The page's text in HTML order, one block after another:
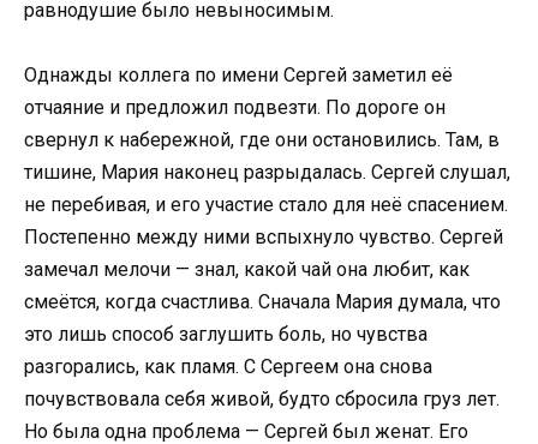
равнодушие было невыносимым.
Однажды коллега по имени Сергей заметил её
отчаяние и предложил подвезти. По дороге он
свернул к набережной, где они остановились. Там, в
тишине, Мария наконец разрыдалась. Сергей слушал,
не перебивая, и его участие стало для неё спасением.
Постепенно между ними вспыхнуло чувство. Сергей
замечал мелочи — знал, какой чай она любит, как
смеётся, когда счастлива. Сначала Мария думала, что
это лишь способ заглушить боль, но чувства
разгорались, как пламя. С Сергеем она снова
почувствовала себя живой, будто сбросила груз лет.
Но была одна проблема — Сергей был женат. Его